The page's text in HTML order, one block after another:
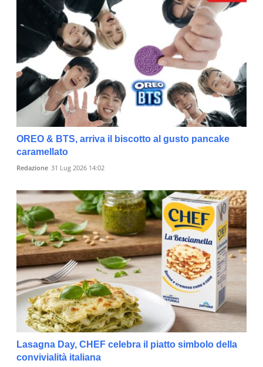
OREO & BTS, arriva il biscotto al gusto pancake
caramellato
Redazione 31 Lug 2026 14:02
Lasagna Day, CHEF celebra il piatto simbolo della
convivialità italiana